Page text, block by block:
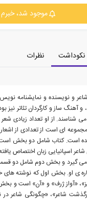
موجود شد،
نکوداشت
نظرات
و نویسنده و نمایشنامه
ساز و کارگردان تئاتر نیز
شناسند. از او تعداد زیادی
ای است از تعدادی از
است. کتاب شامل دو بخش است:
اسپانیایی زبان اختصاص
می گیرد و بخش دوم شامل دو
ی او. بخش اول که نوشته های
«آواز ژرف» و «آن» است و
شاعر»، «چگونگی شاعر در